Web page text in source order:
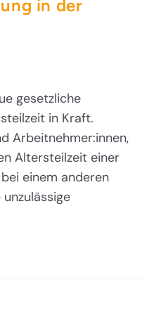
in der
gesetzliche
in Kraft.
Arbeitnehmer:innen,
Altersteilzeit einer
einem anderen